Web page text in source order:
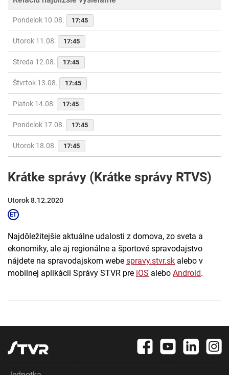
Pondelok 10.08. 17:45
Utorok 11.08. 17:45
Streda 12.08. 17:45
Štvrtok 13.08. 17:45
Piatok 14.08. 17:45
Pondelok 17.08. 17:45
Utorok 18.08. 17:45
Krátke správy (Krátke správy RTVS)
Utorok 8.12.2020
Najdôležitejšie aktuálne udalosti z domova, zo sveta a
ekonomiky, ale aj regionálne a športové spravodajstvo
nájdete na spravodajskom webe spravy.stvr.sk alebo v
mobilnej aplikácii Správy STVR pre iOS alebo Android.